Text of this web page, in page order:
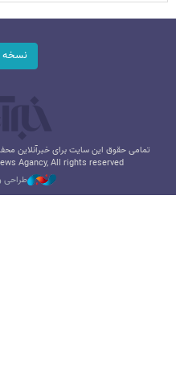
نسخه
تمامی حقوق این سایت برای خبرآنلاین
Agancy, All rights reserved
طراحی